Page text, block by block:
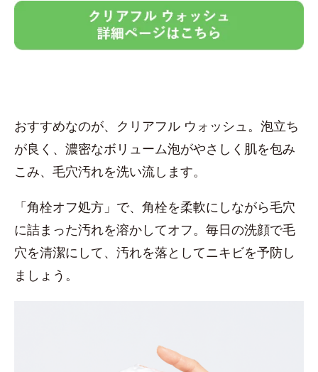
おすすめなのが、クリアフル ウォッシュ。泡立ち
が良く、濃密なボリューム泡がやさしく肌を包み
こみ、毛穴汚れを洗い流します。
「角栓オフ処方」で、角栓を柔軟にしながら毛穴
に詰まった汚れを溶かしてオフ。毎日の洗顔で毛
穴を清潔にして、汚れを落としてニキビを予防し
ましょう。